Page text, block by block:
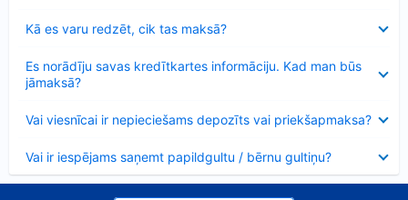
Kā es varu redzēt, cik tas maksā?
Es norādīju savas kredītkartes informāciju. Kad man būs
jāmaksā?
Vai viesnīcai ir nepieciešams depozīts vai priekšapmaksa?
Vai ir iespējams saņemt papildgultu / bērnu gultiņu?